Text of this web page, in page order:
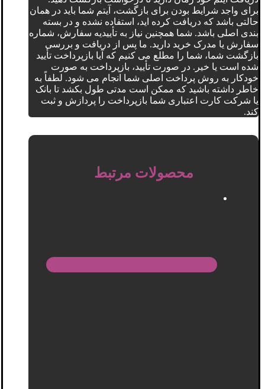
برای واجد شرایط بودن برای بازگشت، آیتم شما باید در همان
حالتی باشد که دریافت کرده اید، استفاده نشده و در بسته
بندی اصلی باشد. شما همچنین نیاز به تأییدیه سفارش، شماره
سفارش یا مدرک خرید دارید. ما پس از دریافت و بررسی
بازگشت شما، شما را مطلع می کنیم که آیا بازپرداخت تأیید
شده است یا خیر. در صورت تأیید، بازپرداخت به صورت
خودکار به روش پرداخت اصلی شما انجام می شود. لطفاً به
خاطر داشته باشید که ممکن است مدتی طول بکشد تا بانک
یا شرکت کارت اعتباری شما بازپرداخت را پردازش و ثبت
کند.
محصولات مرتبط